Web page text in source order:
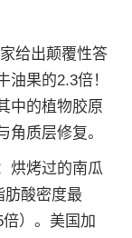
给出颠覆性答
果的2.3倍！
中的植物胶原
质层修复。
烘烤过的南瓜
肪酸密度最
）。美国加